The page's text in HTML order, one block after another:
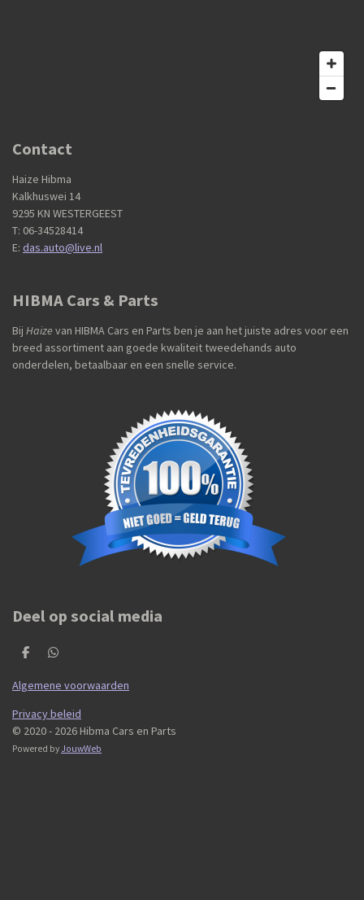
Contact
Haize Hibma
Kalkhuswei 14
9295 KN WESTERGEEST
T: 06-34528414
E: das.auto@live.nl
HIBMA Cars & Parts
Bij Haizevan HIBMA Cars en Parts ben je aan het juiste adres voor een
breed assortiment aan goede kwaliteit tweedehands auto
onderdelen, betaalbaar en een snelle service.
Deel op social media
D
l
e
D
l
e
Algemene voorwaarden
Privacy beleid
© 2020 - 2026 Hibma Cars en Parts
Powered by JouwWeb